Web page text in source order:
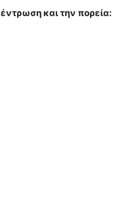
και την πορεία: